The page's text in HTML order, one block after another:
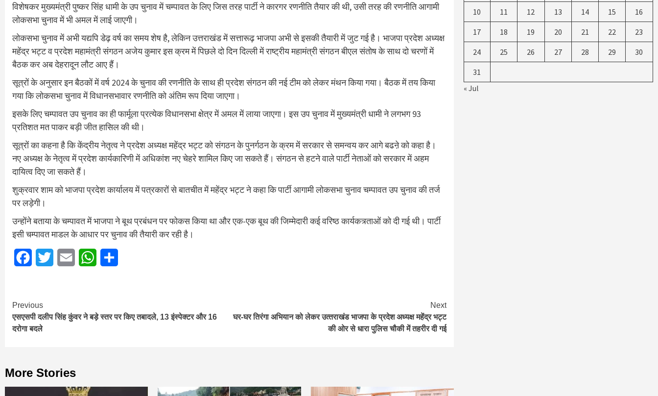
विशेषकर मुख्यमंत्री पुष्कर सिंह धामी के उप चुनाव में चम्पावत के लिए जिस तरह पार्टी ने कारगर रणनीति तैयार की थी, उसी तरह की रणनीति आगामी
लोकसभा चुनाव में भी अमल में लाई जाएगी।
लोकसभा चुनाव में अभी यद्यपि डेढ़ वर्ष का समय शेष है, लेकिन उत्तराखंड में सत्तारूढ़ भाजपा अभी से इसकी तैयारी में जुट गई है। भाजपा प्रदेश अध्यक्ष
महेंद्र भट्ट व प्रदेश महामंत्री संगठन अजेय कुमार इस क्रम में पिछले दो दिन दिल्ली में राष्ट्रीय महामंत्री संगठन बीएल संतोष के साथ दो चरणों में
बैठक कर अब देहरादून लौट आए हैं।
सूत्रों के अनुसार इन बैठकों में वर्ष 2024 के चुनाव की रणनीति के साथ ही प्रदेश संगठन की नई टीम को लेकर मंथन किया गया। बैठक में तय किया
गया कि लोकसभा चुनाव में विधानसभावार रणनीति को अंतिम रूप दिया जाएगा।
इसके लिए चम्पावत उप चुनाव का ही फार्मूला प्रत्येक विधानसभा क्षेत्र में अमल में लाया जाएगा। इस उप चुनाव में मुख्यमंत्री धामी ने लगभग 93
प्रतिशत मत पाकर बड़ी जीत हासिल की थी।
सूत्रों का कहना है कि केंद्रीय नेतृत्व ने प्रदेश अध्यक्ष महेंद्र भट्ट को संगठन के पुनर्गठन के क्रम में सरकार से समन्वय कर आगे बढऩे को कहा है।
नए अध्यक्ष के नेतृत्व में प्रदेश कार्यकारिणी में अधिकांश नए चेहरे शामिल किए जा सकते हैं। संगठन से हटने वाले पार्टी नेताओं को सरकार में अहम
दायित्व दिए जा सकते हैं।
शुक्रवार शाम को भाजपा प्रदेश कार्यालय में पत्रकारों से बातचीत में महेंद्र भट्ट ने कहा कि पार्टी आगामी लोकसभा चुनाव चम्पावत उप चुनाव की तर्ज
पर लड़ेगी।
उन्होंने बताया के चम्पावत में भाजपा ने बूथ प्रबंधन पर फोकस किया था और एक-एक बूथ की जिम्मेदारी कई वरिष्ठ कार्यकत्र्ताओं को दी गई थी। पार्टी
इसी चम्पावत माडल के आधार पर चुनाव की तैयारी कर रही है।
FacebookTwitter Email WhatsApp
Continue
Reading
Previous
एसएसपी दलीप सिंह कुंवर ने बड़े स्तर पर किए तबादले, 13 इंस्पेक्टर और 16
दरोगा बदले
Next
घर-घर तिरंगा अभियान को लेकर उत्‍तराखंड भाजपा के प्रदेश अध्यक्ष महेंद्र भट्ट
की ओर से धारा पुलिस चौकी में तहरीर दी गई
More Stories
10 11 12 13 14 15 16
17 18 19 20 21 22 23
24 25 26 27 28 29 30
31
« Jul